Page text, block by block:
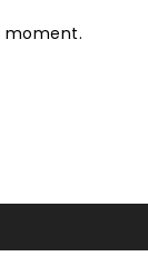
moment.